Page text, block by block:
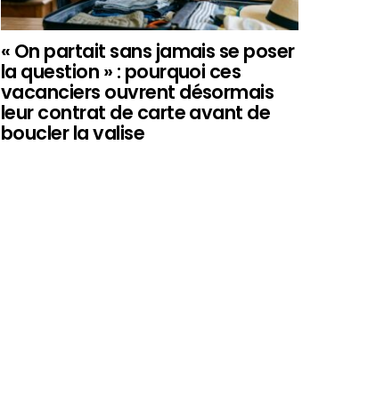
« On partait sans jamais se poser
la question » : pourquoi ces
vacanciers ouvrent désormais
leur contrat de carte avant de
boucler la valise